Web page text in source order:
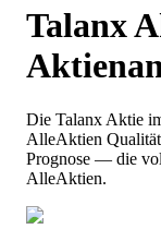
Talanx
Die Talanx Aktie
AlleAktien
Prognose — die
AlleAktien.